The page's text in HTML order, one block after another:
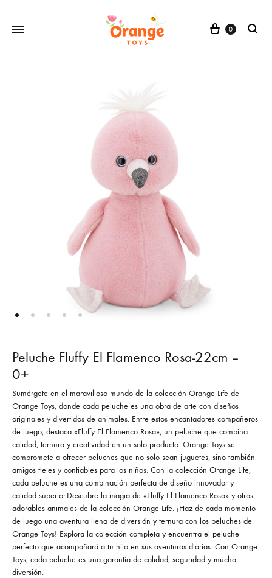
Cesta
0
buscar
Peluche Fluffy El Flamenco Rosa-22cm –
0+
Sumérgete en el maravilloso mundo de la colección Orange Life de
Orange Toys, donde cada peluche es una obra de arte con diseños
originales y divertidos de animales. Entre estos encantadores compañeros
de juego, destaca «Fluffy El Flamenco Rosa», un peluche que combina
calidad, ternura y creatividad en un solo producto. Orange Toys se
compromete a ofrecer peluches que no solo sean juguetes, sino también
amigos fieles y confiables para los niños. Con la colección Orange Life,
cada peluche es una combinación perfecta de diseño innovador y
calidad superior.Descubre la magia de «Fluffy El Flamenco Rosa» y otros
adorables animales de la colección Orange Life. ¡Haz de cada momento
de juego una aventura llena de diversión y ternura con los peluches de
Orange Toys! Explora la colección completa y encuentra el peluche
perfecto que acompañará a tu hijo en sus aventuras diarias. Con Orange
Toys, cada peluche es una garantía de calidad, seguridad y mucha
diversión.